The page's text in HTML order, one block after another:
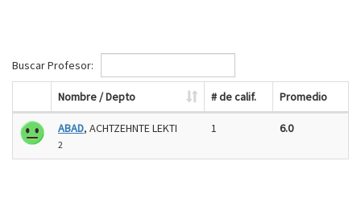
Buscar Profesor:
Nombre / Depto # de calif. Promedio
ABAD, ACHTZEHNTE LEKTI
2
1 6.0